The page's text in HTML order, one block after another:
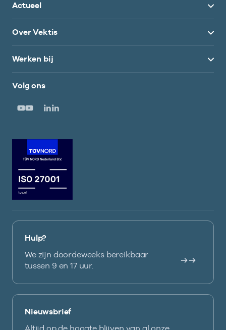
Actueel
Over Vektis
Werken bij
Volg ons
Hulp?
We zijn doordeweeks bereikbaar
tussen 9 en 17 uur.
Nieuwsbrief